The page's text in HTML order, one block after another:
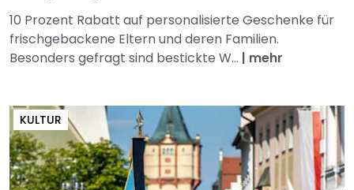
10 Prozent Rabatt auf personalisierte Geschenke für
frischgebackene Eltern und deren Familien.
Besonders gefragt sind bestickte W... | mehr
KULTUR